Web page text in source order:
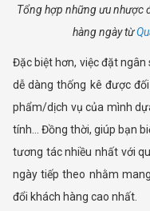
Tổng hợp những ưu nhược
hàng ngày từ
Đặc biệt hơn, việc đặt
dễ dàng thống kê được
phẩm/dịch vụ của mình
tính… Đồng thời, giúp bạn
tương tác nhiều nhất với
ngày tiếp theo nhằm
đổi khách hàng cao nhất.